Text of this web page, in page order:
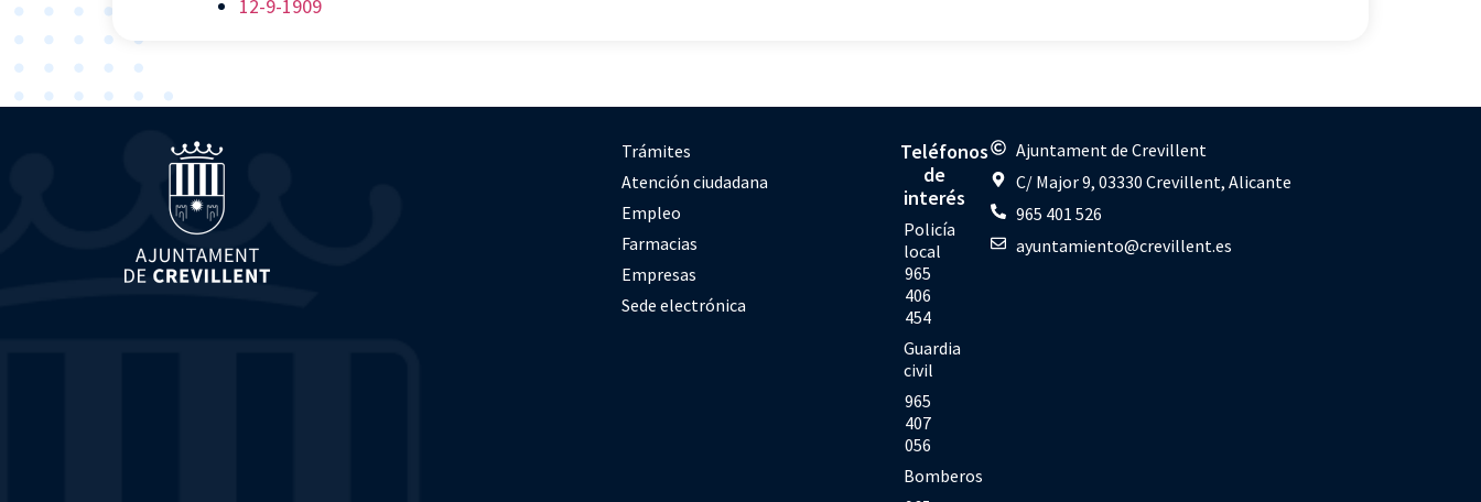
12-9-1909
Trámites
Atención ciudadana
Empleo
Farmacias
Empresas
Sede electrónica
Teléfonos
de
interés
Policía
local
965
406
454
Guardia
civil
965
407
056
Bomberos
Ajuntament de Crevillent
C/ Major 9, 03330 Crevillent, Alicante
965 401 526
ayuntamiento@crevillent.es